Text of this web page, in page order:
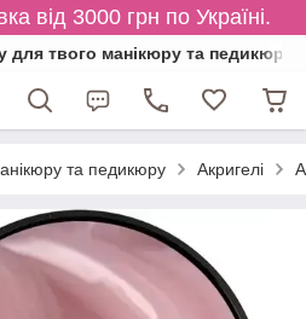
від 3000 грн по Україні.
для твого манікюру та педикюру
та педикюру Акригелі